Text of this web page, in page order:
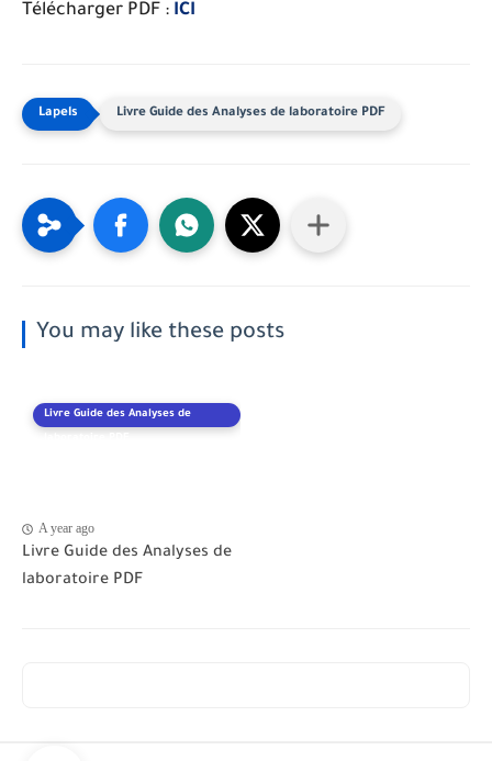
Télécharger PDF : ICI
Livre Guide des Analyses de laboratoire PDF
You may like these posts
Livre Guide des Analyses de
A year ago
Livre Guide des Analyses de
laboratoire PDF